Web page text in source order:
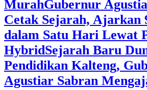
MurahGubernur
Cetak Sejarah, Ajarkan
dalam Satu Hari Lewat
HybridSejarah Baru
Pendidikan Kalteng,
Agustiar Sabran